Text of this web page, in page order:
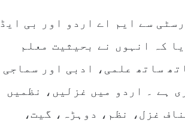
سے ایم اے اردو اور بی ایڈ
کہ انہوں نے بحیثیت معلم
ساتھ علمی، ادبی اور سماجی
ہے ۔ اردو میں غزلیں، نظمیں
غزل، نظم، دوہڑہ، گیت،